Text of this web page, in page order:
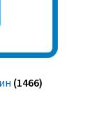
(1466)